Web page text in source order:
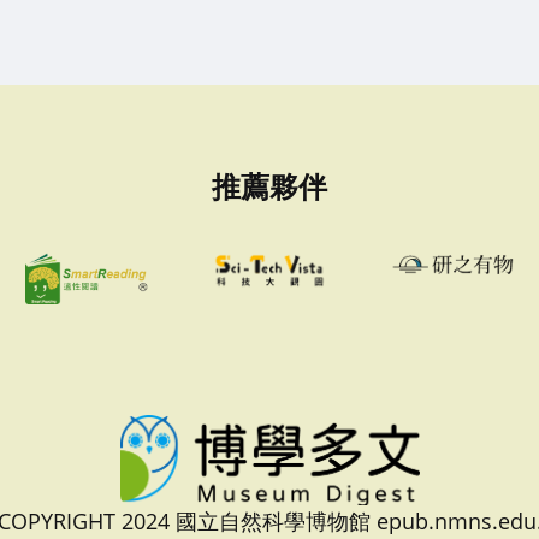
推薦夥伴
2024 國立自然科學博物館